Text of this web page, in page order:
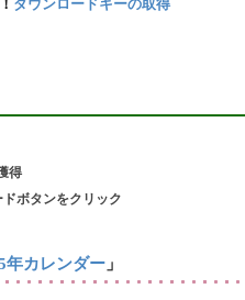
ダウンロードキーの取得
得
ボタンをクリック
年カレンダー 」